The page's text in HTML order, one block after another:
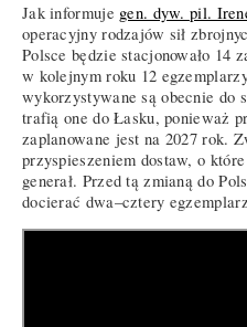
Jak informuje gen. dyw. pil.
operacyjny rodzajów sił
Polsce będzie stacjonowało 14
w kolejnym roku 12
wykorzystywane są obecnie do
trafią one do Łasku, ponieważ
zaplanowane jest na 2027 rok.
przyspieszeniem dostaw, o
generał. Przed tą zmianą do
docierać dwa–cztery